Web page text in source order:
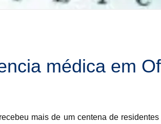
médica em
mais de um centena de